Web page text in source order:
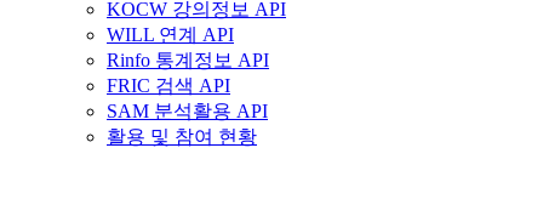
KOCW 강의정보 API
WILL 연계 API
Rinfo 통계정보 API
FRIC 검색 API
SAM 분석활용 API
활용 및 참여 현황